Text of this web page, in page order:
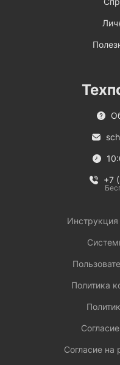
+7
Инструкция
Политика
Согласие